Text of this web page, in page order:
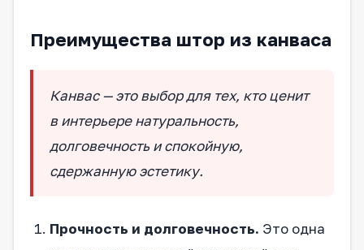
Преимущества штор из канваса
Канвас — это выбор для тех, кто ценит
в интерьере натуральность,
долговечность и спокойную,
сдержанную эстетику.
Прочность и долговечность. Это одна